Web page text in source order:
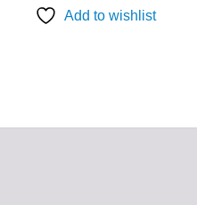
50,00 €35,00 €.
Add to wishlist